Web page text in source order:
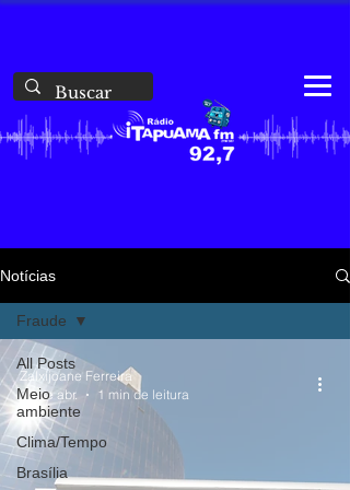
Notícias
All Posts
Meio
ambiente
Clima/Tempo
Brasília
Fraude
Zalxijoane Ferreira
29 de abr.
1 min de leitura